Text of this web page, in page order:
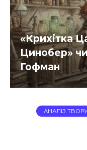
«Крихітка
Цинобер»
Гофман
АНАЛІЗ